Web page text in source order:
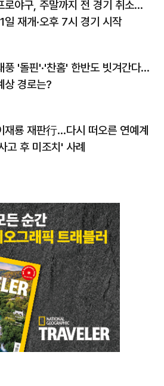
로야구, 주말까지 전 경기 취소…
일 재개·오후 7시 경기 시작
풍 '돌핀'·'찬홈' 한반도 빗겨간다…
상 경로는?
재룡 재판行…다시 떠오른 연예계
고 후 미조치' 사례